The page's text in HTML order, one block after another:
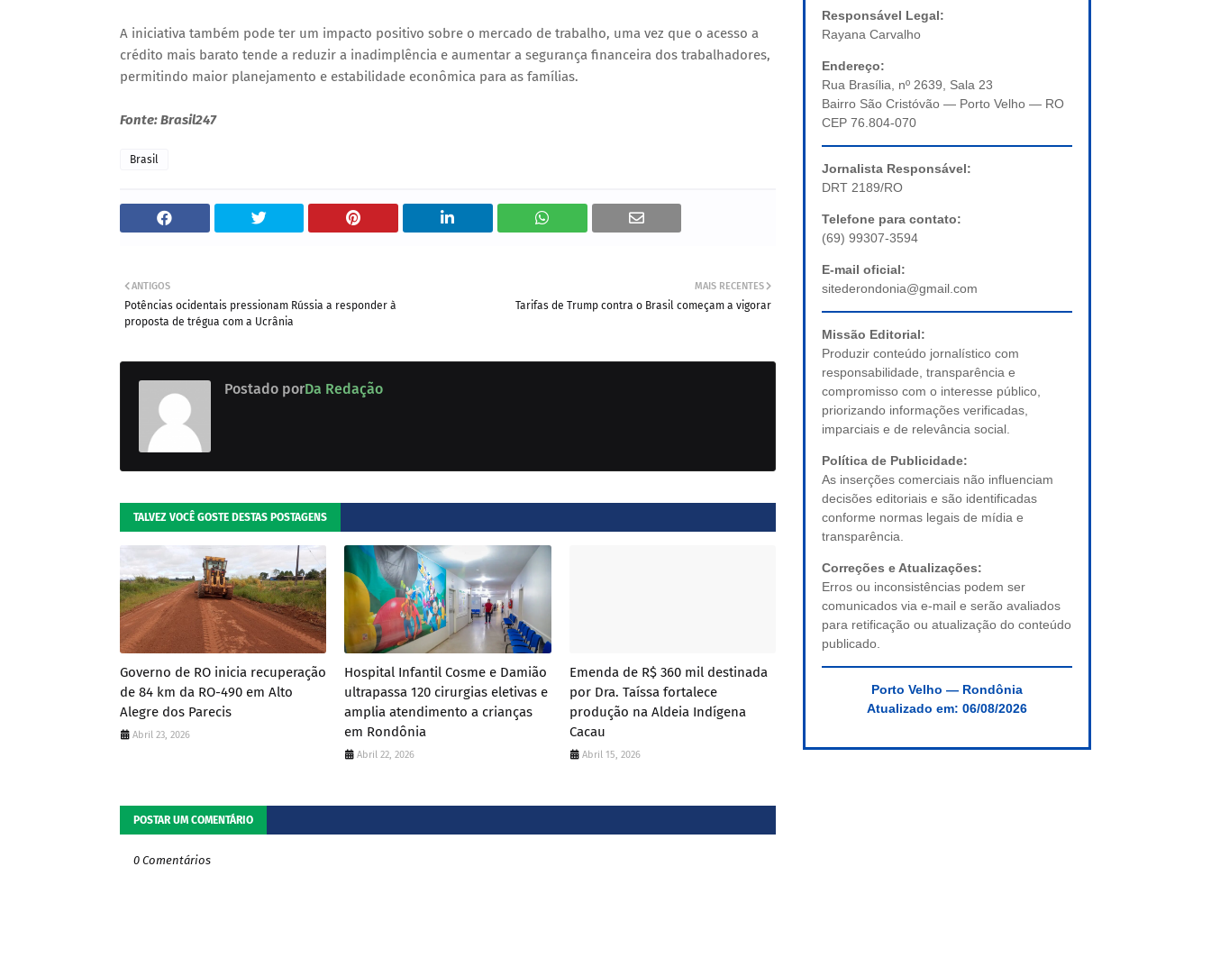
A iniciativa também pode ter um impacto positivo sobre o mercado de trabalho, uma vez que o acesso a
crédito mais barato tende a reduzir a inadimplência e aumentar a segurança financeira dos trabalhadores,
permitindo maior planejamento e estabilidade econômica para as famílias.
Fonte: Brasil247
Brasil
MAIS RECENTES
Tarifas de Trump contra o Brasil começam a vigorar
ANTIGOS
Potências ocidentais pressionam Rússia a responder à
proposta de trégua com a Ucrânia
Postado porDa Redação
TALVEZ VOCÊ GOSTE DESTAS POSTAGENS
Governo de RO inicia recuperação
de 84 km da RO-490 em Alto
Alegre dos Parecis
Abril 23, 2026
Hospital Infantil Cosme e Damião
ultrapassa 120 cirurgias eletivas e
amplia atendimento a crianças
em Rondônia
Abril 22, 2026
Emenda de R$ 360 mil destinada
por Dra. Taíssa fortalece
produção na Aldeia Indígena
Cacau
Abril 15, 2026
POSTAR UM COMENTÁRIO
0 Comentários
Responsável Legal:
Rayana Carvalho
Endereço:
Rua Brasília, nº 2639, Sala 23
Bairro São Cristóvão — Porto Velho — RO
CEP 76.804-070
Jornalista Responsável:
DRT 2189/RO
Telefone para contato:
(69) 99307-3594
E-mail oficial:
sitederondonia@gmail.com
Missão Editorial:
Produzir conteúdo jornalístico com
responsabilidade, transparência e
compromisso com o interesse público,
priorizando informações verificadas,
imparciais e de relevância social.
Política de Publicidade:
As inserções comerciais não influenciam
decisões editoriais e são identificadas
conforme normas legais de mídia e
transparência.
Correções e Atualizações:
Erros ou inconsistências podem ser
comunicados via e-mail e serão avaliados
para retificação ou atualização do conteúdo
publicado.
Porto Velho — Rondônia
Atualizado em: 06/08/2026